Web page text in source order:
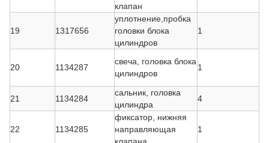
клапан
19 1317656
уплотнение,пробка
головки блока
цилиндров
1
20 1134287
свеча, головка блока
цилиндров
1
21 1134284
сальник, головка
цилиндра
4
22 1134285
фиксатор, нижняя
направляющая
1